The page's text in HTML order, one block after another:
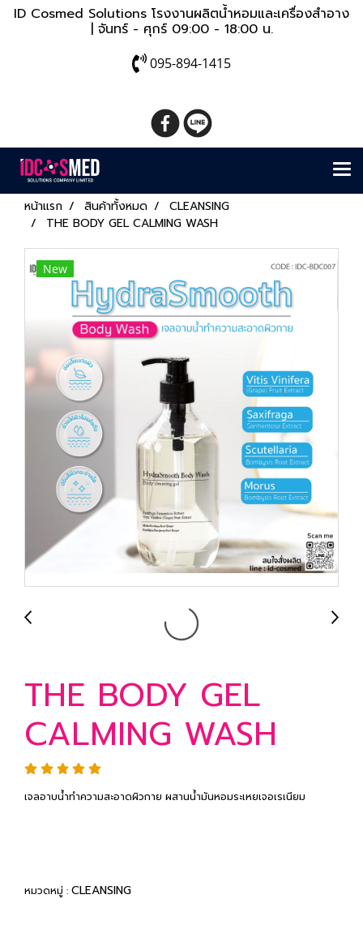
ID Cosmed Solutions โรงงานผลิตน้ำหอมและเครื่องสำอาง
| จันทร์ - ศุกร์ 09:00 - 18:00 น.
095-894-1415
หน้าแรก สินค้าทั้งหมด
CLEANSING
THE BODY GEL CALMING WASH
New
THE BODY GEL
CALMING WASH
เจลอาบน้ำทำความสะอาดผิวกาย ผสานน้ำมันหอมระเหยเจอเรเนียม
หมวดหมู่ : CLEANSING